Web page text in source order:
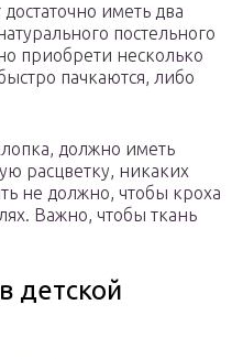
иметь два
постельного
приобрети несколько
пачкаются, либо
должно иметь
расцветку, никаких
не должно, чтобы кроха
Важно, чтобы ткань
детской